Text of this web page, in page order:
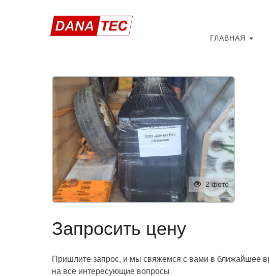
ГЛАВНАЯ
2 фото
Запросить цену
Пришлите запрос, и мы свяжемся с вами в ближайшее
на все интересующие вопросы